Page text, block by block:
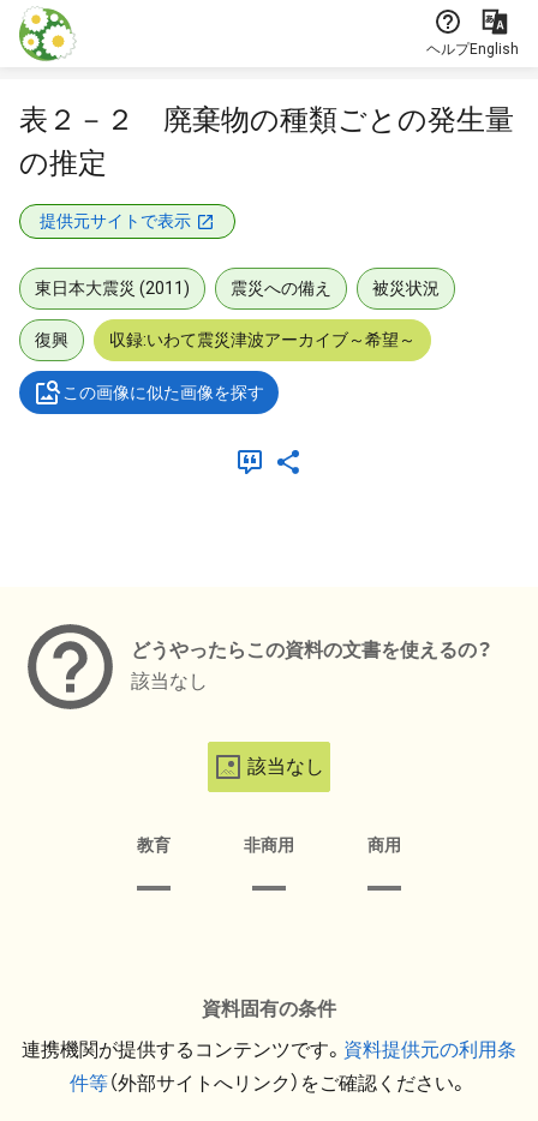
本文に飛ぶ
ヘルプEnglish
表２－２ 廃棄物の種類ごとの発生量
の推定
提供元サイトで表示
東日本大震災 (2011) 震災への備え 被災状況
復興 収録:いわて震災津波アーカイブ～希望～
この画像に似た画像を探す
どうやったらこの資料の文書を使えるの？
該当なし
該当なし
教育 非商用 商用
資料固有の条件
連携機関が提供するコンテンツです。 資料提供元の利用条
件等（外部サイトへリンク）をご確認ください。